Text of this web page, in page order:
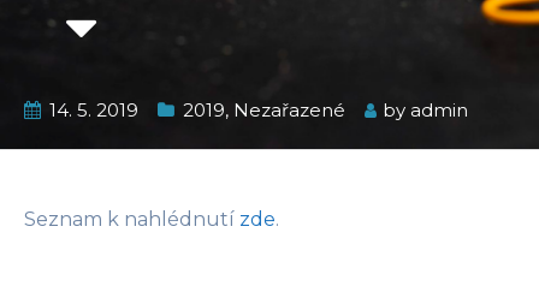
14. 5. 2019 2019, Nezařazené by admin
Seznam k nahlédnutí zde.